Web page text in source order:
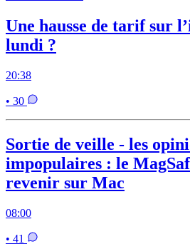
Une hausse de tarif sur
lundi ?
20:38
• 30
Sortie de veille - les
impopulaires : le
revenir sur Mac
08:00
• 41